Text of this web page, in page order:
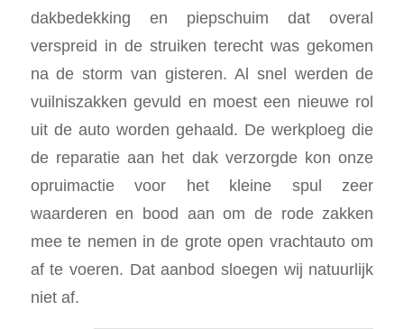
dakbedekking en piepschuim dat overal
verspreid in de struiken terecht was gekomen
na de storm van gisteren. Al snel werden de
vuilniszakken gevuld en moest een nieuwe rol
uit de auto worden gehaald. De werkploeg die
de reparatie aan het dak verzorgde kon onze
opruimactie voor het kleine spul zeer
waarderen en bood aan om de rode zakken
mee te nemen in de grote open vrachtauto om
af te voeren. Dat aanbod sloegen wij natuurlijk
niet af.